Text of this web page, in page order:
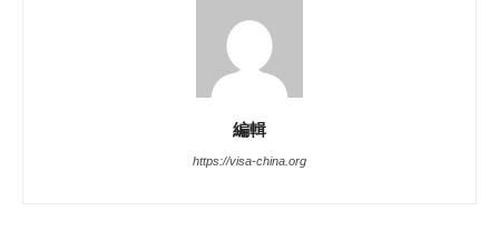
編輯
https://visa-china.org